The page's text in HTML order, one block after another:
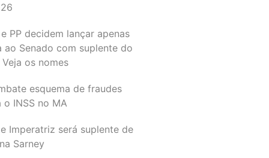
PP decidem lançar apenas
ao Senado com suplente do
Veja os nomes
esquema de fraudes
o INSS no MA
Imperatriz será suplente de
Sarney